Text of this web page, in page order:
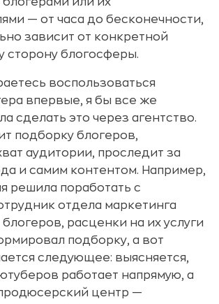
— от часа до бесконечности,
зависит от конкретной
сторону блогосферы.
воспользоваться
впервые, я бы все же
сделать это через агентство.
подборку блогеров,
аудитории, проследит за
и самим контентом. Например,
решила поработать с
отдела маркетинга
расценки на их услуги
подборку, а вот
следующее: выясняется,
работает напрямую, а
центр —